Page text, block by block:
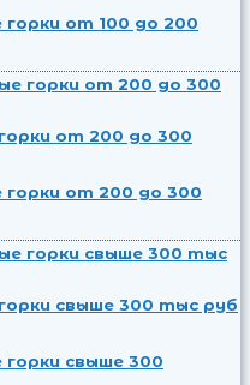
горки от 100 до 200
горки от 200 до 300
горки свыше 300